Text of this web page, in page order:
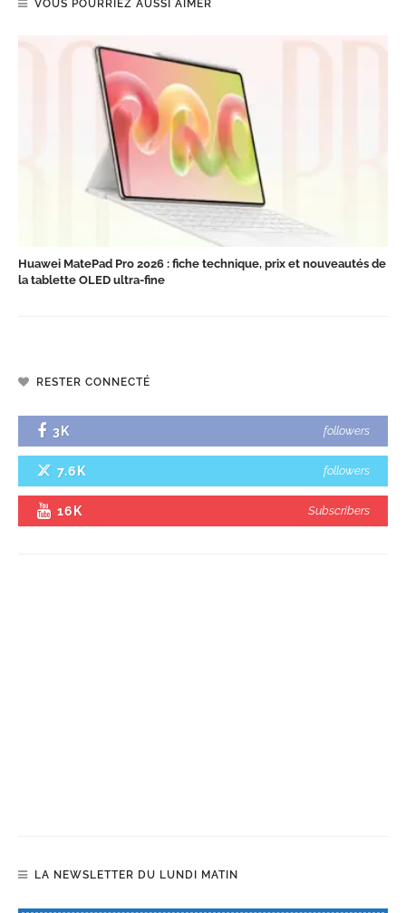
VOUS POURRIEZ AUSSI AIMER
Huawei MatePad Pro 2026 : fiche technique, prix et nouveautés de
la tablette OLED ultra-fine
RESTER CONNECTÉ
3K followers
7.6K followers
16K Subscribers
LA NEWSLETTER DU LUNDI MATIN